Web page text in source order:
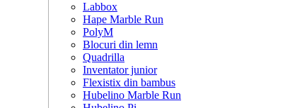
Labbox
Hape Marble Run
PolyM
Blocuri din lemn
Quadrilla
Inventator junior
Flexistix din bambus
Hubelino Marble Run